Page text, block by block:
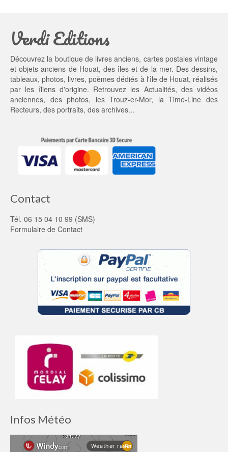
Verdi Editions
Découvrez la boutique de livres anciens, cartes postales vintage
et objets anciens de Houat, des îles et de la mer. Des dessins,
tableaux, photos, livres, poèmes dédiés à l'île de Houat, réalisés
par les îliens d'origine. Retrouvez les Actualités, des vidéos
anciennes, desphotos, lesTrouz-er-Mor, laTime-Line des
Recteurs, des portraits, des archives...
Contact
Tél. 06 15 04 10 99 (SMS)
Formulaire de Contact
Infos Météo